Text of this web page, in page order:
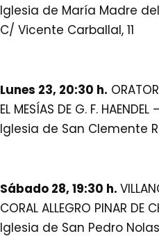
Iglesia de María Madre
C/ Vicente Carballal, 11
Lunes 23, 20:30 h.
EL MESÍAS DE G. F.
Iglesia de San Clemente
Sábado 28, 19:30 h.
CORAL ALLEGRO PINAR DE
Iglesia de San Pedro